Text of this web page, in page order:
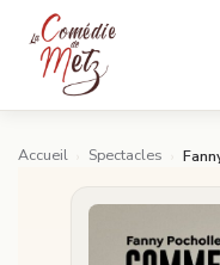
Passer au contenu
Accueil Spectacles